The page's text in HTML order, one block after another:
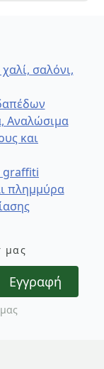
σαλόνι,
Αναλώσιμα
και
graffiti
πλημμύρα
μας
Εγγραφή